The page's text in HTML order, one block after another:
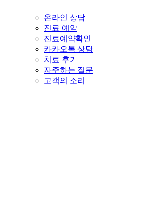
온라인 상담
진료 예약
진료예약확인
카카오톡 상담
치료 후기
자주하는 질문
고객의 소리